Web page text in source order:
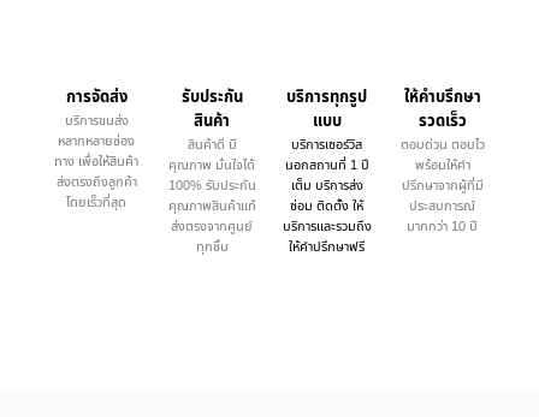
การจัดส่ง
บริการขนส่ง
หลากหลายช่อง
ทาง เพื่อให้สินค้า
ส่งตรงถึงลูกค้า
โดยเร็วที่สุด
รับประกัน
สินค้า
สินค้าดี มี
คุณภาพ มั่นใจได้
100% รับประกัน
คุณภาพสินค้าแท้
ส่งตรงจากศูนย์
ทุกชิ้น
บริการทุกรูป
แบบ
บริการเซอร์วิส
นอกสถานที่ 1 ปี
เต็ม บริการส่ง
ซ่อม ติดตั้ง ให้
บริการและรวมถึง
ให้คำปรึกษาฟรี
ให้คำบรึกษา
รวดเร็ว
ตอบด่วน ตอบไว
พร้อมให้คำ
ปรึกษาจากผู้ที่มี
ประสบการณ์
มากกว่า 10 ปี